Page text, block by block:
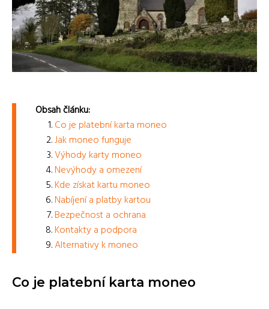
Obsah článku:
Co je platební karta moneo
Jak moneo funguje
Výhody karty moneo
Nevýhody a omezení
Kde získat kartu moneo
Nabíjení a platby kartou
Bezpečnost a ochrana
Kontakty a podpora
Alternativy k moneo
Co je platební karta moneo